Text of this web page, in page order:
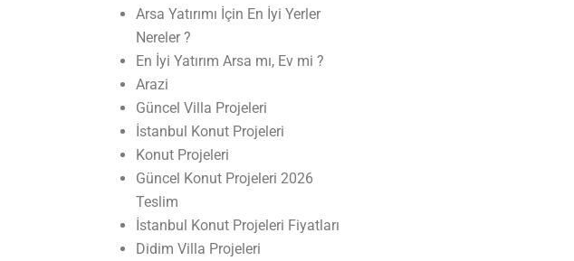
Arsa Yatırımı İçin En İyi Yerler
Nereler ?
En İyi Yatırım Arsa mı, Ev mi ?
Arazi
Güncel Villa Projeleri
İstanbul Konut Projeleri
Konut Projeleri
Güncel Konut Projeleri 2026
Teslim
İstanbul Konut Projeleri Fiyatları
Didim Villa Projeleri